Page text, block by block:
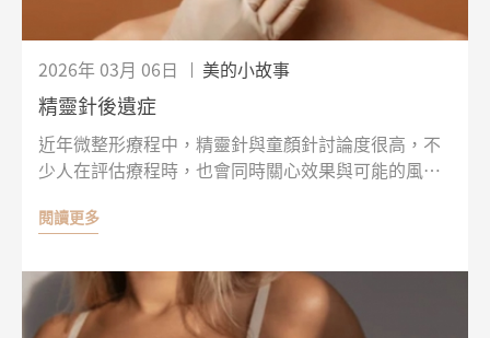
2026年 03月 06日 美的小故事
精靈針後遺症
近年微整形療程中，精靈針與童顏針討論度很高，不
少人在評估療程時，也會同時關心效果與可能的風
針、童顏針優缺點有哪些？這些都是門診諮詢時常被
件，都可能影響最終呈現與恢復狀況。若在療程前能
先了解常見狀況與可能風險，評估時也會更安心！
閱讀更多